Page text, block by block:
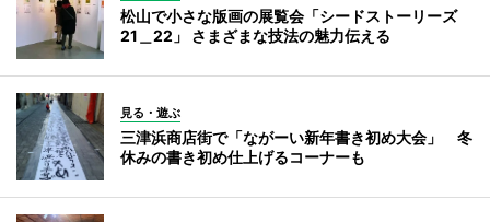
松山で小さな版画の展覧会「シードストーリーズ
21＿22」 さまざまな技法の魅力伝える
見る・遊ぶ
三津浜商店街で「ながーい新年書き初め大会」 冬
休みの書き初め仕上げるコーナーも